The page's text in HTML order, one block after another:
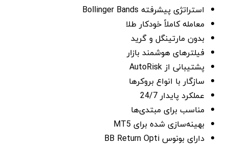
استراتژی پیشرفته Bollinger Bands
معامله کاملاً خودکار طلا
بدون مارتینگل و گرید
فیلترهای هوشمند بازار
پشتیبانی از AutoRisk
سازگار با انواع بروکرها
عملکرد پایدار 24/7
مناسب برای مبتدی‌ها
بهینه‌سازی شده برای MT5
دارای بونوس BB Return Opti